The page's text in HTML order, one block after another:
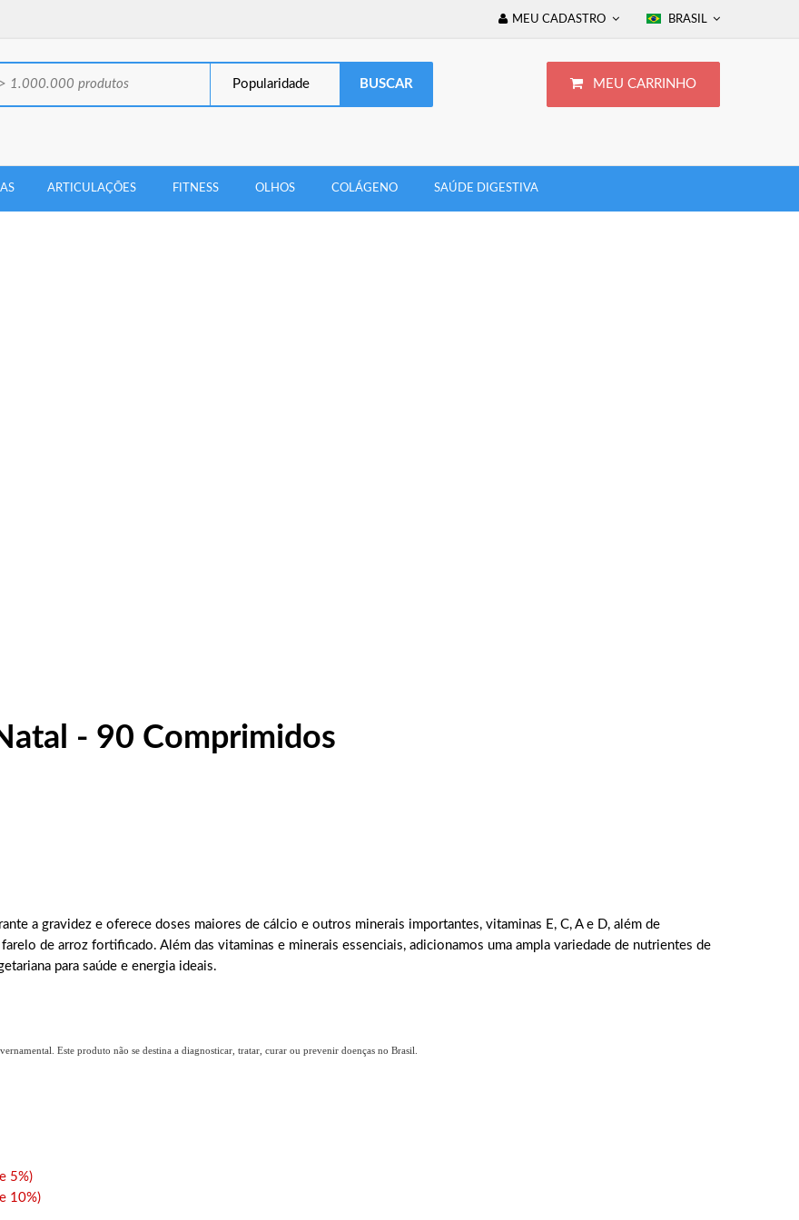
BRASIL
MEU CADASTRO
MEU CARRINHO
Popularidade
ARTICULAÇÕES FITNESS OLHOS COLÁGENO SAÚDE DIGESTIVA
- 90 Comprimidos
a gravidez e oferece doses maiores de cálcio e outros minerais importantes, vitaminas E, C, A e D, além de
de arroz fortificado. Além das vitaminas e minerais essenciais, adicionamos uma ampla variedade de nutrientes de
para saúde e energia ideais.
Este produto não se destina a diagnosticar, tratar, curar ou prevenir doenças no Brasil.
5%)
10%)